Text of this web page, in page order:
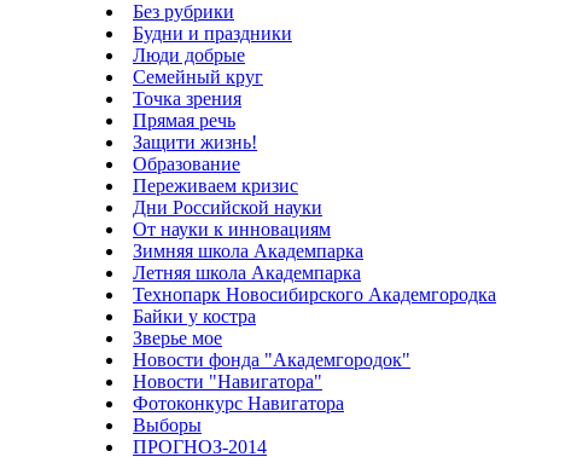
Без рубрики
Будни и праздники
Люди добрые
Семейный круг
Точка зрения
Прямая речь
Защити жизнь!
Образование
Переживаем кризис
Дни Российской науки
От науки к инновациям
Зимняя школа Академпарка
Летняя школа Академпарка
Технопарк Новосибирского Академгородка
Байки у костра
Зверье мое
Новости фонда "Академгородок"
Новости "Навигатора"
Фотоконкурс Навигатора
Выборы
ПРОГНОЗ-2014